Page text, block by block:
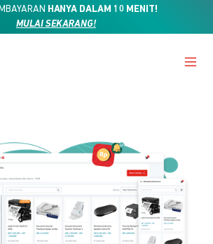
HANYA DALAM 10 MENIT!
MULAI SEKARANG!